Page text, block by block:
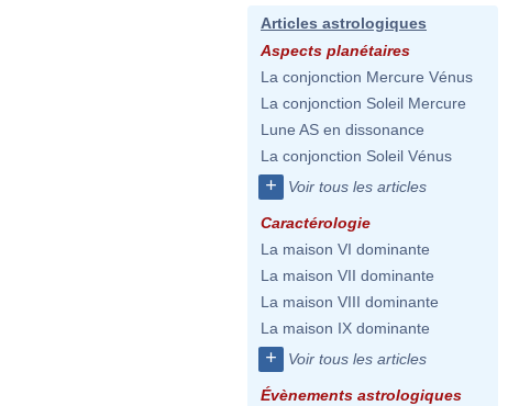
Articles astrologiques
Aspects planétaires
La conjonction Mercure Vénus
La conjonction Soleil Mercure
Lune AS en dissonance
La conjonction Soleil Vénus
+ Voir tous les articles
Caractérologie
La maison VI dominante
La maison VII dominante
La maison VIII dominante
La maison IX dominante
+ Voir tous les articles
Évènements astrologiques